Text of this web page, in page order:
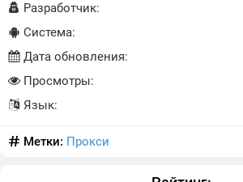
Разработчик:
Система:
Дата обновления:
Просмотры:
Язык:
Метки: Прокси